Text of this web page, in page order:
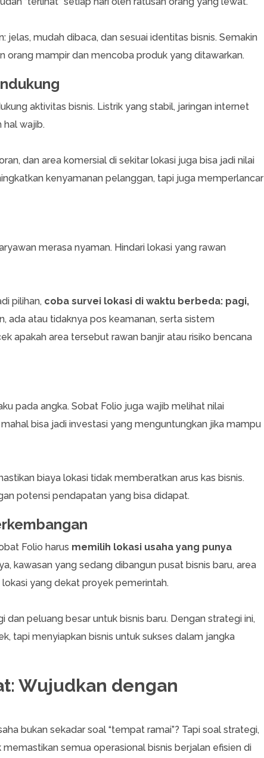
jelas, mudah dibaca, dan sesuai identitas bisnis. Semakin
orang mampir dan mencoba produk yang ditawarkan.
aktivitas bisnis. Listrik yang stabil, jaringan internet
hal wajib.
dan area komersial di sekitar lokasi juga bisa jadi nilai
kenyamanan pelanggan, tapi juga memperlancar
merasa nyaman. Hindari lokasi yang rawan
pilihan, coba survei lokasi di waktu berbeda: pagi,
ada atau tidaknya pos keamanan, serta sistem
apakah area tersebut rawan banjir atau risiko bencana
pada angka. Sobat Folio juga wajib melihat nilai
bisa jadi investasi yang menguntungkan jika mampu
biaya lokasi tidak memberatkan arus kas bisnis.
potensi pendapatan yang bisa didapat.
Folio harus memilih lokasi usaha yang punya
kawasan yang sedang dibangun pusat bisnis baru, area
yang dekat proyek pemerintah.
peluang besar untuk bisnis baru. Dengan strategi ini,
tapi menyiapkan bisnis untuk sukses dalam jangka
Wujudkan dengan
bukan sekadar soal “tempat ramai”? Tapi soal strategi,
semua operasional bisnis berjalan efisien di